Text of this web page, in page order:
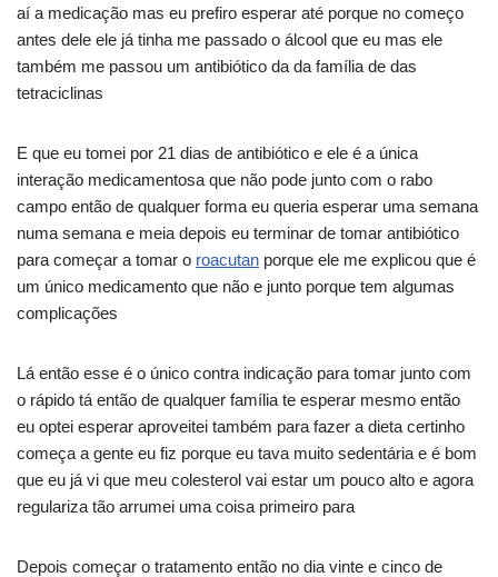
aí a medicação mas eu prefiro esperar até porque no começo
antes dele ele já tinha me passado o álcool que eu mas ele
também me passou um antibiótico da da família de das
tetraciclinas
E que eu tomei por 21 dias de antibiótico e ele é a única
interação medicamentosa que não pode junto com o rabo
campo então de qualquer forma eu queria esperar uma semana
numa semana e meia depois eu terminar de tomar antibiótico
para começar a tomar o roacutan porque ele me explicou que é
um único medicamento que não e junto porque tem algumas
complicações
Lá então esse é o único contra indicação para tomar junto com
o rápido tá então de qualquer família te esperar mesmo então
eu optei esperar aproveitei também para fazer a dieta certinho
começa a gente eu fiz porque eu tava muito sedentária e é bom
que eu já vi que meu colesterol vai estar um pouco alto e agora
regulariza tão arrumei uma coisa primeiro para
Depois começar o tratamento então no dia vinte e cinco de